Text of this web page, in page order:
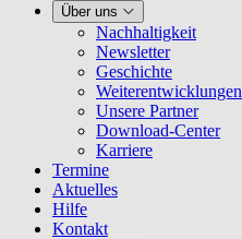
Über uns
Nachhaltigkeit
Newsletter
Geschichte
Weiterentwicklungen
Unsere Partner
Download-Center
Karriere
Termine
Aktuelles
Hilfe
Kontakt